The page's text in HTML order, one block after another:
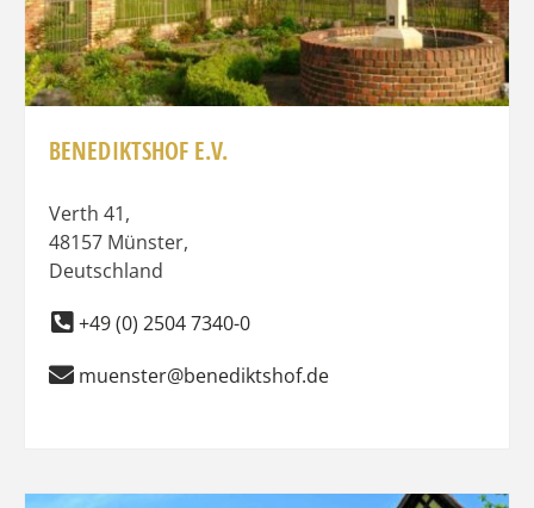
BENEDIKTSHOF E.V.
Verth 41,
48157 Münster,
Deutschland
+49 (0) 2504 7340-0
muenster@benediktshof.de